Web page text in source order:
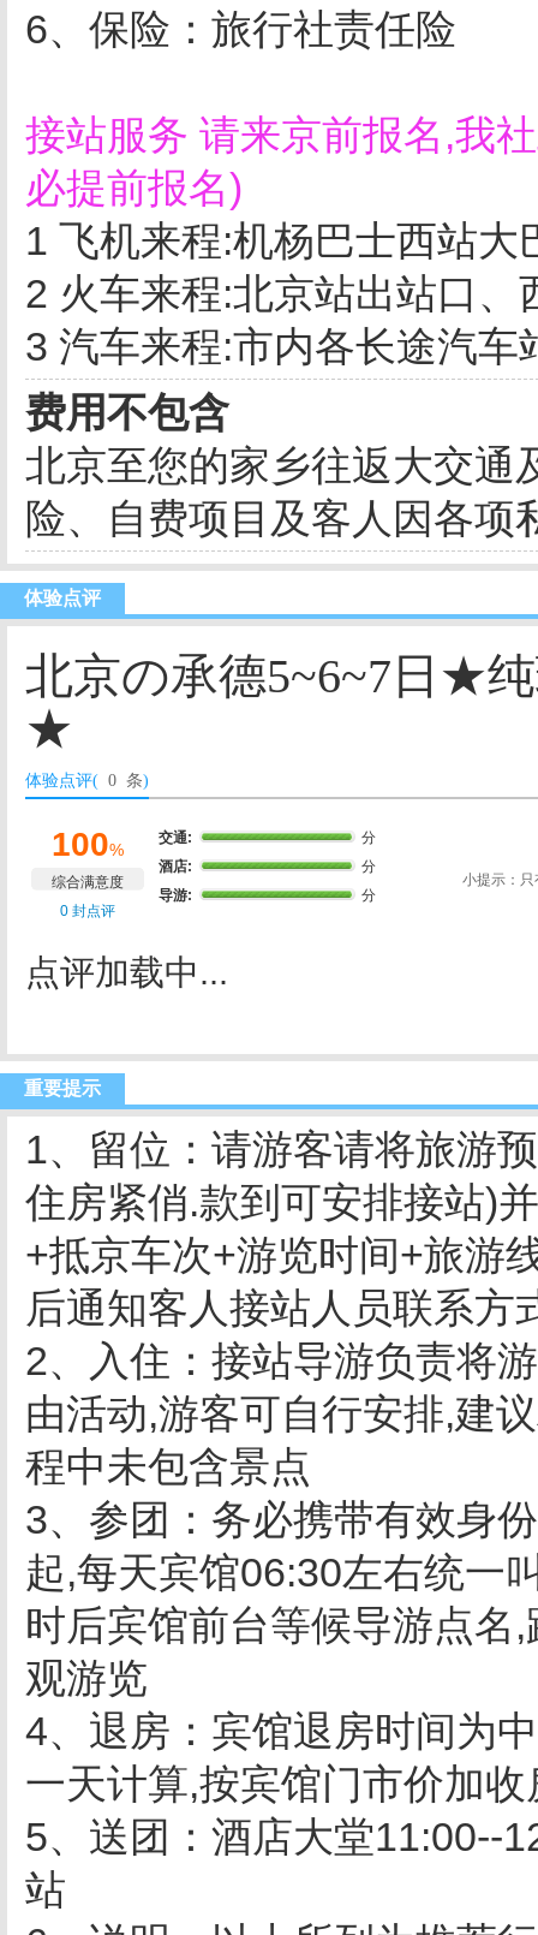
6、保险：旅行社责任险
接站服务 请来京前报名,我
必提前报名)
1 飞机来程:机杨巴士西站
2 火车来程:北京站出站口
3 汽车来程:市内各长途汽
费用不包含
北京至您的家乡往返大交通
险、自费项目及客人因各项
体验点评
北京の承德5~6~7日★
★
体验点评( 0 条)
100%
综合满意度
0 封点评
交通:
分
酒店:
分
导游:
分
小提示：
点评加载中...
重要提示
1、留位：请游客请将旅游
住房紧俏.款到可安排接站)
+抵京车次+游览时间+旅游
后通知客人接站人员联系方
2、入住：接站导游负责将
由活动,游客可自行安排,建
程中未包含景点
3、参团：务必携带有效身
起,每天宾馆06:30左右统一
时后宾馆前台等候导游点名
观游览
4、退房：宾馆退房时间为
一天计算,按宾馆门市价加
5、送团：酒店大堂11:00--
站